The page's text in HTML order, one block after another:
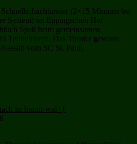
(2×15 Minuten bei
System) im Eppingschen Hof
Spaß beim gemeinsamen
Teilnehmern. Das Turnier gewann
vom SC St. Pauli.